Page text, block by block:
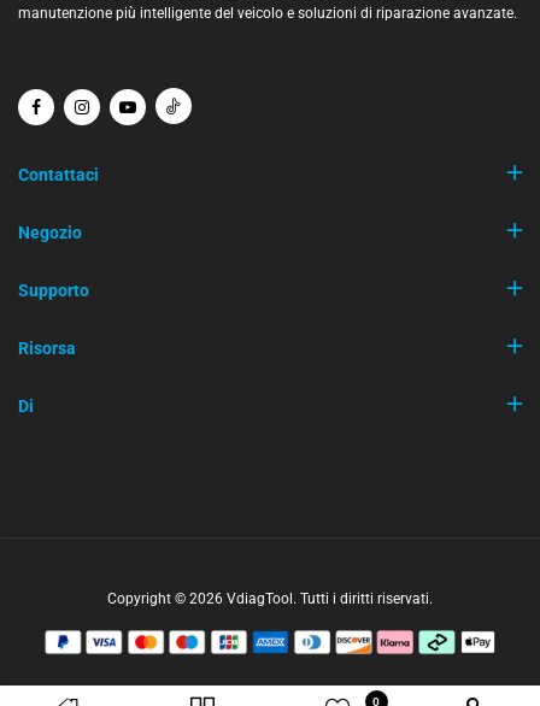
manutenzione più intelligente del veicolo e soluzioni di riparazione avanzate.
Contattaci
Negozio
Supporto
Risorsa
Di
Copyright © 2026 VdiagTool. Tutti i diritti riservati.
0